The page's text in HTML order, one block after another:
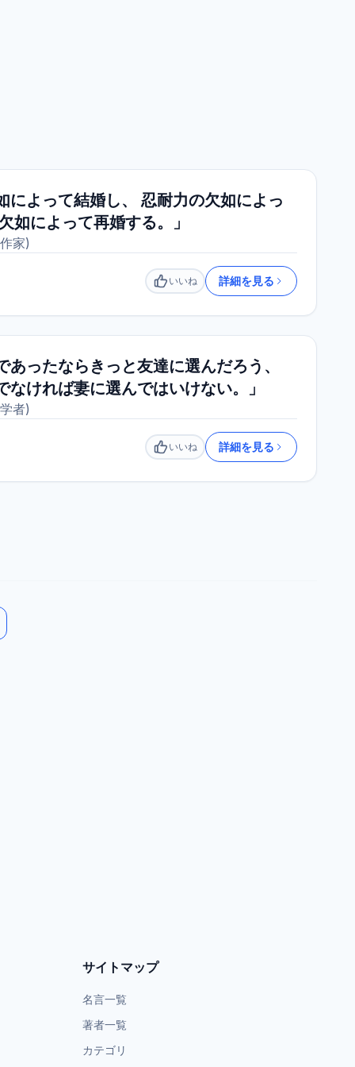
によって結婚し、 忍耐力の欠如によっ
如によって再婚する。」
家)
いいね
いいね 詳細を見る
ったならきっと友達に選んだろう、
なければ妻に選んではいけない。」
者)
いいね
いいね 詳細を見る
サイトマップ
名言一覧
著者一覧
カテゴリ